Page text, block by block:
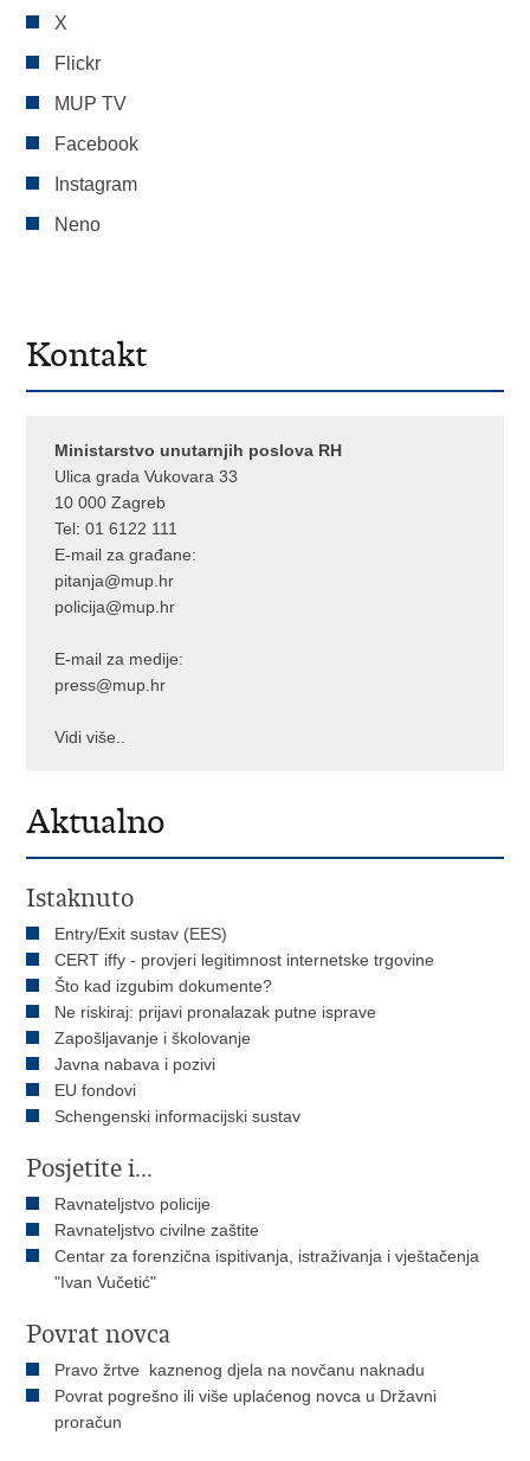
X
Flickr
MUP TV
Facebook
Instagram
Neno
Kontakt
Ministarstvo unutarnjih poslova RH
Ulica grada Vukovara 33
10 000 Zagreb
Tel:01 6122 111
E-mail za građane:
pitanja@mup.hr
policija@mup.hr
E-mail za medije:
press@mup.hr
Vidi više..
Aktualno
Istaknuto
Entry/Exit sustav (EES)
CERT iffy - provjeri legitimnost internetske trgovine
Što kad izgubim dokumente?
Ne riskiraj: prijavi pronalazak putne isprave
Zapošljavanje i školovanje
Javna nabava i pozivi
EU fondovi
Schengenski informacijski sustav
Posjetite i...
Ravnateljstvo policije
Ravnateljstvo civilne zaštite
Centar za forenzična ispitivanja, istraživanja i vještačenja
"Ivan Vučetić"
Povrat novca
Pravo žrtve kaznenog djela na novčanu naknadu
Povrat pogrešno ili više uplaćenog novca u Državni
proračun